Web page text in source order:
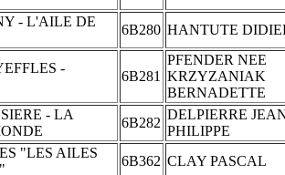
- L'AILE DE
6B280 HANTUTE
-
6B281
PFENDER NEE
KRZYZANIAK
BERNADETTE
- LA
6B282
DELPIERRE
PHILIPPE
"LES AILES
6B362 CLAY PASCAL